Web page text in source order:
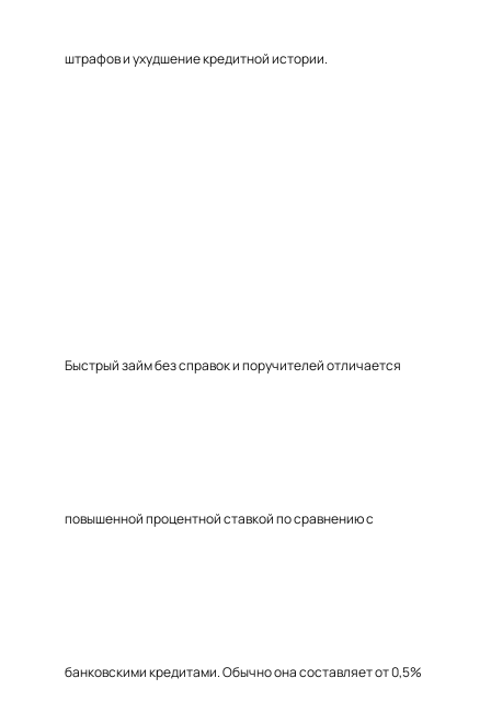
штрафов и ухудшение кредитной истории.
Быстрый займ без справок и поручителей отличается
повышенной процентной ставкой по сравнению с
банковскими кредитами. Обычно она составляет от 0,5%